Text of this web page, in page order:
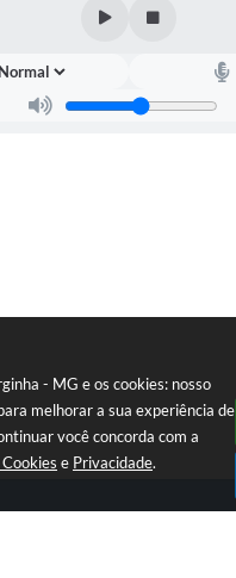
- MG e os cookies: nosso
melhorar a sua experiência de
você concorda com a
e Privacidade.